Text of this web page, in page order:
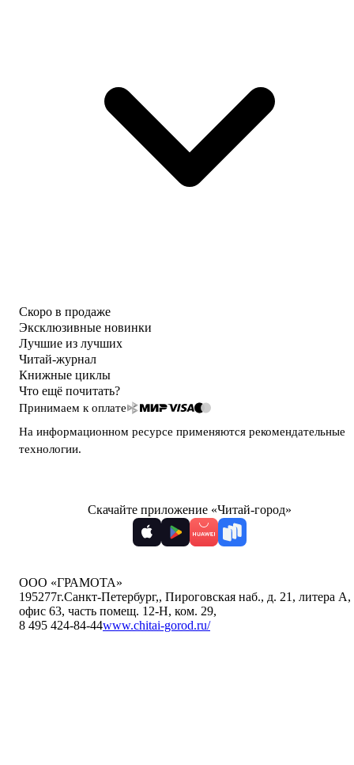
Скоро в продаже
Эксклюзивные новинки
Лучшие из лучших
Читай-журнал
Книжные циклы
Что ещё почитать?
Принимаем к оплате
На информационном ресурсе применяются рекомендательные
технологии.
Скачайте приложение «Читай-город»
ООО «ГРАМОТА»
195277г.Санкт-Петербург,, Пироговская наб., д. 21, литера А,
офис 63, часть помещ. 12-Н, ком. 29,
8 495 424-84-44www.chitai-gorod.ru/